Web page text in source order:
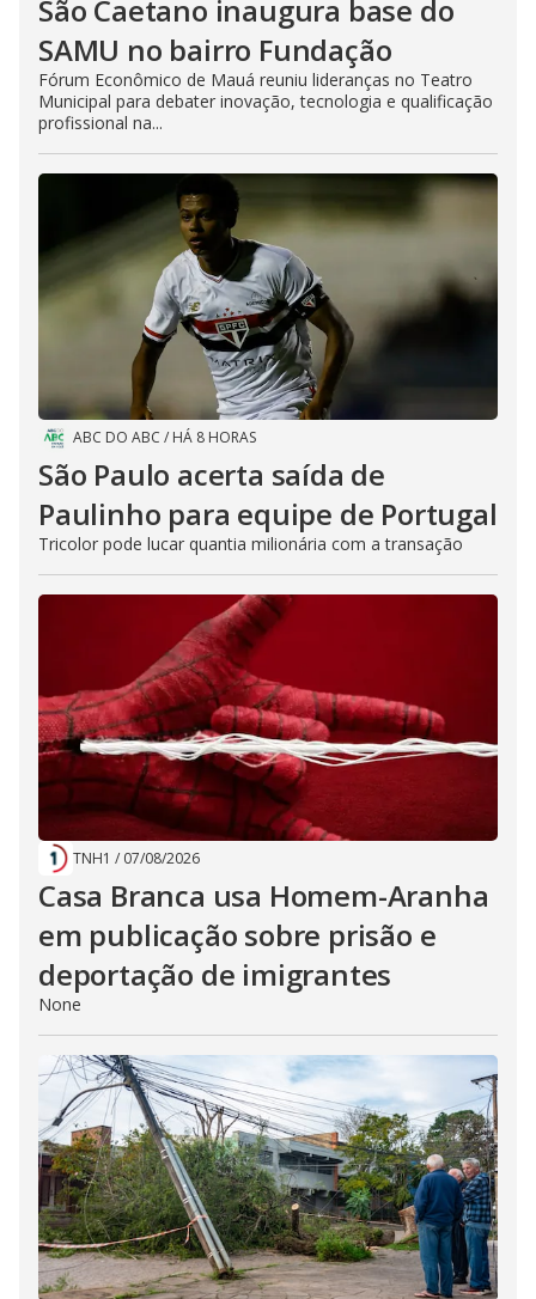
São Caetano inaugura base do
SAMU no bairro Fundação
Fórum Econômico de Mauá reuniu lideranças no Teatro
Municipal para debater inovação, tecnologia e qualificação
profissional na...
ABC DO ABC / HÁ 8 HORAS
São Paulo acerta saída de
Paulinho para equipe de Portugal
Tricolor pode lucar quantia milionária com a transação
TNH1 / 07/08/2026
Casa Branca usa Homem-Aranha
em publicação sobre prisão e
deportação de imigrantes
None